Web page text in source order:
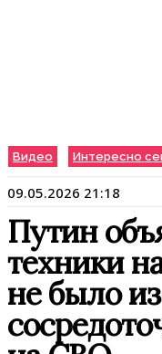
Видео Интересно
09.05.2026 21:18
Путин
техники
не было